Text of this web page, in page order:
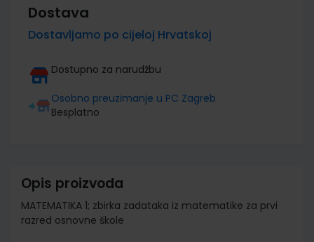
Dostava
Dostavljamo po cijeloj Hrvatskoj
Dostupno za narudžbu
Osobno preuzimanje u PC Zagreb
Besplatno
Opis proizvoda
MATEMATIKA 1; zbirka zadataka iz matematike za prvi
razred osnovne škole